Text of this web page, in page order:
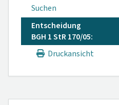
Suchen
Entscheidung
BGH 1 StR 170/05:
Druckansicht